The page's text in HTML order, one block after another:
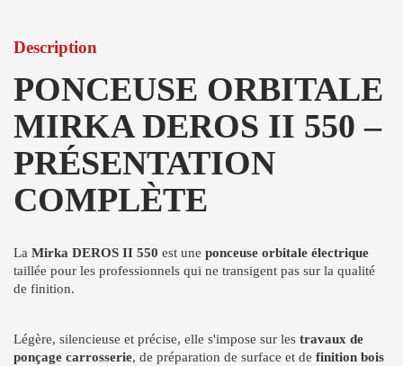
Description
PONCEUSE ORBITALE
MIRKA DEROS II 550 –
PRÉSENTATION
COMPLÈTE
La Mirka DEROS II 550 est une ponceuse orbitale électrique
taillée pour les professionnels qui ne transigent pas sur la qualité
de finition.
Légère, silencieuse et précise, elle s'impose sur les travaux de
ponçage carrosserie, de préparation de surface et de finition bois